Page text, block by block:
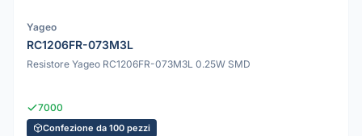
Yageo
RC1206FR-073M3L
Resistore Yageo RC1206FR-073M3L 0.25W SMD
7000
Confezione da 100 pezzi